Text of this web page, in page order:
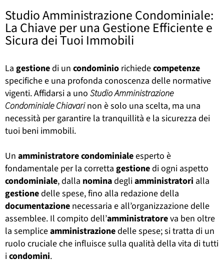
Studio Amministrazione Condominiale:
La Chiave per una Gestione Efficiente e
Sicura dei Tuoi Immobili
La gestionedi un condominio richiedecompetenze
specifiche e una profonda conoscenza delle normative
vigenti. Affidarsi a uno Studio Amministrazione
Condominiale Chiavarinon è solo una scelta, ma una
necessità per garantire la tranquillità e la sicurezza dei
tuoi beni immobili.
Un amministratorecondominialeesperto è
fondamentale per la corretta gestionedi ogni aspetto
condominiale, dalla nominadegliamministratori alla
gestionedelle spese, fino alla redazione della
documentazione necessaria e all’organizzazione delle
assemblee. Il compito dell’amministratoreva ben oltre
la sempliceamministrazionedelle spese; si tratta di un
ruolo cruciale che influisce sulla qualità della vita di tutti
icondomini.